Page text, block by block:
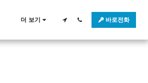
더 보기 바로전화